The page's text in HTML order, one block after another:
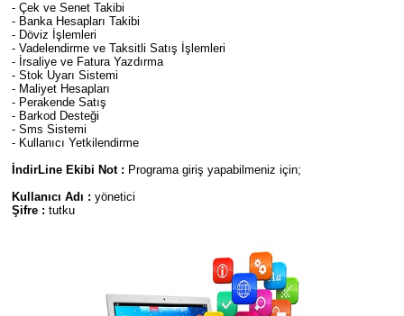
- Çek ve Senet Takibi
- Banka Hesapları Takibi
- Döviz İşlemleri
- Vadelendirme ve Taksitli Satış İşlemleri
- İrsaliye ve Fatura Yazdırma
- Stok Uyarı Sistemi
- Maliyet Hesapları
- Perakende Satış
- Barkod Desteği
- Sms Sistemi
- Kullanıcı Yetkilendirme
İndirLine Ekibi Not : Programa giriş yapabilmeniz için;
Kullanıcı Adı : yönetici
Şifre : tutku